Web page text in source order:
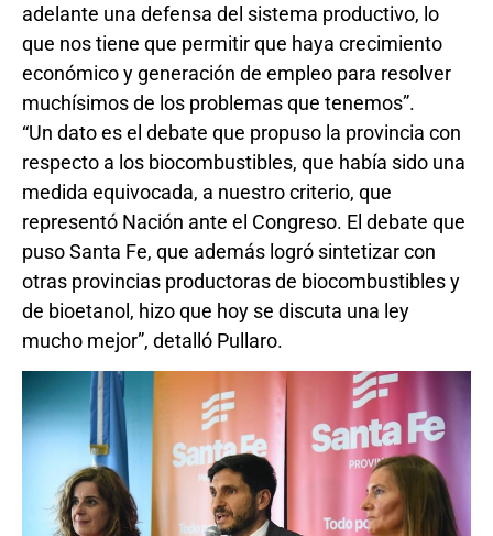
adelante una defensa del sistema productivo, lo
que nos tiene que permitir que haya crecimiento
económico y generación de empleo para resolver
muchísimos de los problemas que tenemos”.
“Un dato es el debate que propuso la provincia con
respecto a los biocombustibles, que había sido una
medida equivocada, a nuestro criterio, que
representó Nación ante el Congreso. El debate que
puso Santa Fe, que además logró sintetizar con
otras provincias productoras de biocombustibles y
de bioetanol, hizo que hoy se discuta una ley
mucho mejor”, detalló Pullaro.